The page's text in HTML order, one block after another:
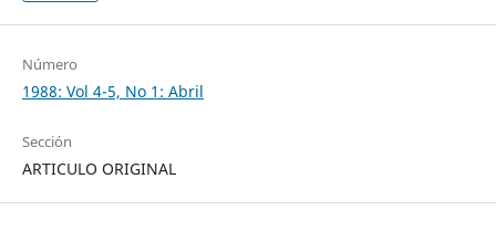
Número
1988: Vol 4-5, No 1: Abril
Sección
ARTICULO ORIGINAL